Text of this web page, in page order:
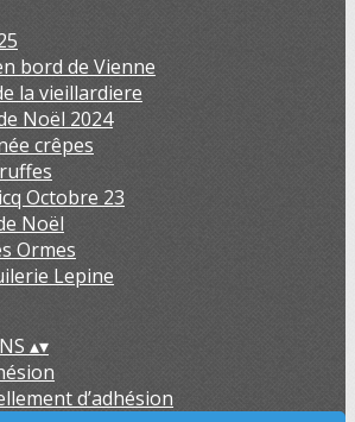
bord de Vienne
la vieillardiere
Noël 2024
crêpes
Octobre 23
Noël
Ormes
Lepine
▴▾
d’adhésion